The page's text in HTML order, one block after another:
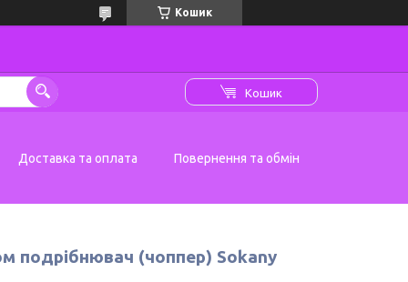
Кошик
Кошик
Доставка та оплата Повернення та обмін
подрібнювач (чоппер) Sokany